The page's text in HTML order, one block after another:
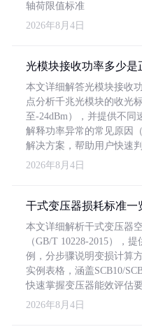
轴荷限值标准
2026年8月4日
光模块接收功率多少是
本文详细解答光模块接收
点分析千兆光模块的收光
至-24dBm），并提供不
解释功率异常的常见原因
解决方案，帮助用户快速
2026年8月4日
干式变压器损耗标准一
本文详细解析干式变压器
（GB/T 10228-2015），
例，分步骤说明变损计算
实例表格，涵盖SCB10/
快速掌握变压器能效评估要
2026年8月4日